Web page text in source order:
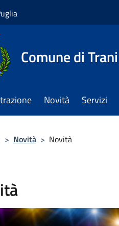
Comune di Trani
Novità Servizi
> Novità > Novità